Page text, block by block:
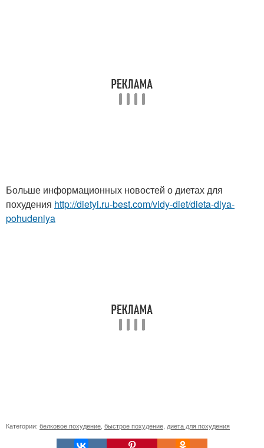
Больше информационных новостей о диетах для
похудения http://dietyi.ru-best.com/vidy-diet/dieta-dlya-
pohudeniya
Категории: белковое похудение быстрое похудение диета для похудения